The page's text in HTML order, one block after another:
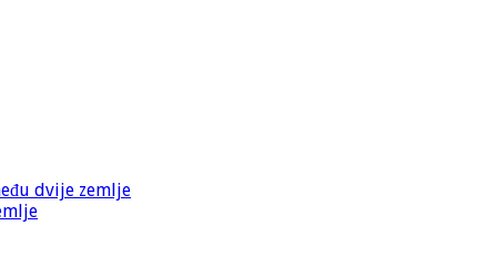
dvije zemlje